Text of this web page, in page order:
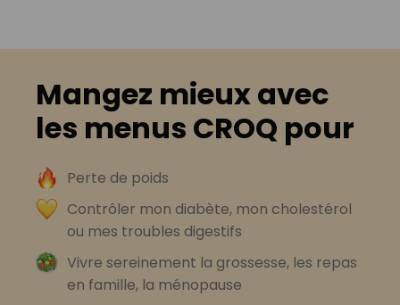
Mangez mieux avec
les menus CROQ pour
Perte de poids
Contrôler mon diabète, mon cholestérol
ou mes troubles digestifs
Vivre sereinement la grossesse, les repas
en famille, la ménopause